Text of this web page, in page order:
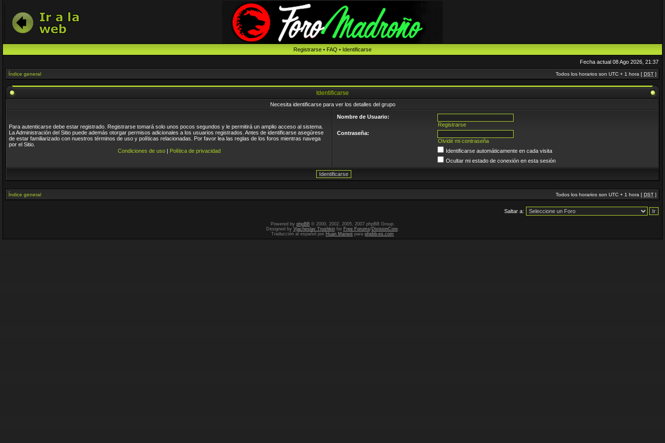
Registrarse•FAQ•Identificarse
Fecha actual 08 Ago 2026, 21:37
Índice general Todos los horarios son UTC + 1 hora [ DST ]
Identificarse
Necesita identificarse para ver los detalles del grupo
Para autenticarse debe estar registrado. Registrarse tomará solo unos pocos segundos y le permitirá un amplio acceso al sistema.
La Administración del Sitio puede además otorgar permisos adicionales a los usuarios registrados. Antes de identificarse asegúrese
de estar familiarizado con nuestros términos de uso y políticas relacionadas. Por favor lea las reglas de los foros mientras navega
por el Sitio.
Condiciones de uso | Política de privacidad
Nombre de Usuario:
Registrarse
Contraseña:
Olvidé mi contraseña
Identificarse automáticamente en cada visita
Ocultar mi estado de conexión en esta sesión
Índice general Todos los horarios son UTC + 1 hora [ DST ]
Saltar a:
Powered by phpBB© 2000, 2002, 2005, 2007 phpBB Group.
Designed by Vjacheslav Trushkinfor Free Forums/DivisionCore.
Traducción al español por Huan Manwë para phpbb-es.com